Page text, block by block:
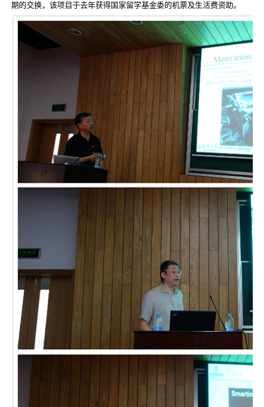
期的交换，该项目于去年获得国家留学基金委的机票及生活费资助。